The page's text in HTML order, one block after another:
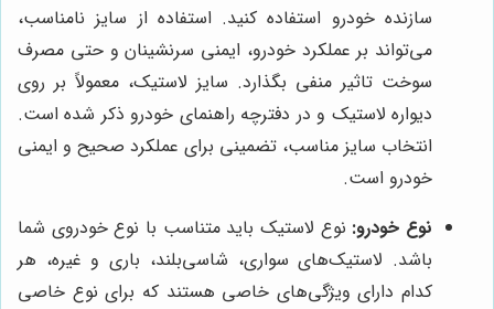
سازنده خودرو استفاده کنید. استفاده از سایز نامناسب،
می‌تواند بر عملکرد خودرو، ایمنی سرنشینان و حتی مصرف
سوخت تاثیر منفی بگذارد. سایز لاستیک، معمولاً بر روی
دیواره لاستیک و در دفترچه راهنمای خودرو ذکر شده است.
انتخاب سایز مناسب، تضمینی برای عملکرد صحیح و ایمنی
خودرو است.
نوع خودرو: نوع لاستیک باید متناسب با نوع خودروی شما
باشد. لاستیک‌های سواری، شاسی‌بلند، باری و غیره، هر
کدام دارای ویژگی‌های خاصی هستند که برای نوع خاصی